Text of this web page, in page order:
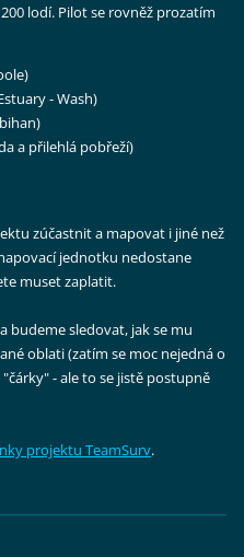
lodí. Pilot se rovněž prozatím
- Wash)
a přilehlá pobřeží)
zúčastnit a mapovat i jiné než
jednotku nedostane
muset zaplatit.
budeme sledovat, jak se mu
oblati (zatím se moc nejedná o
- ale to se jistě postupně
projektu TeamSurv.